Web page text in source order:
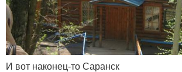
И вот наконец-то Саранск